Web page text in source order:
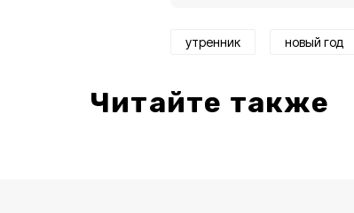
утренник новый год
Читайте также